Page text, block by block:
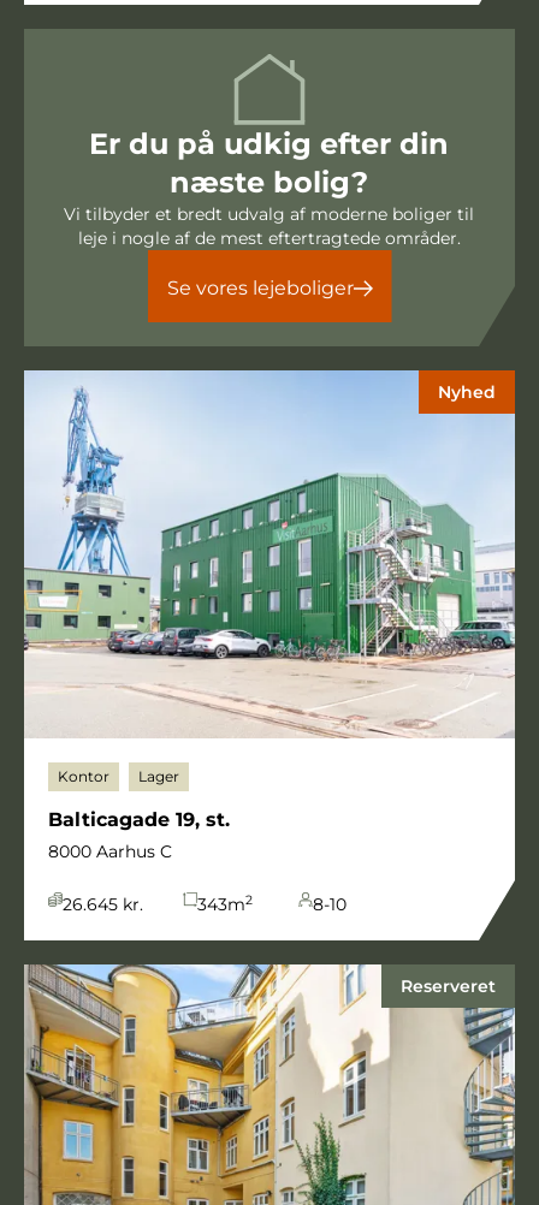
Er du på udkig efter din
næste bolig?
Vi tilbyder et bredt udvalg af moderne boliger til
leje i nogle af de mest eftertragtede områder.
Se vores lejeboliger
Nyhed
Kontor Lager
Balticagade 19, st.
8000 Aarhus C
26.645 kr. 343m2 8-10
Reserveret